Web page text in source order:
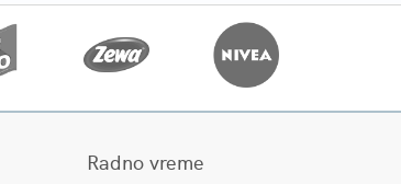
Radno vreme